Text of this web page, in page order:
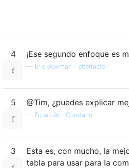
4 ¡Ese segundo enfoque es
— Eric Bowman - abstracto -
5 @Tim, ¿puedes explicar
— Fopa Léon Constantin
3
Esta es, con mucho, la
tabla para usar para la